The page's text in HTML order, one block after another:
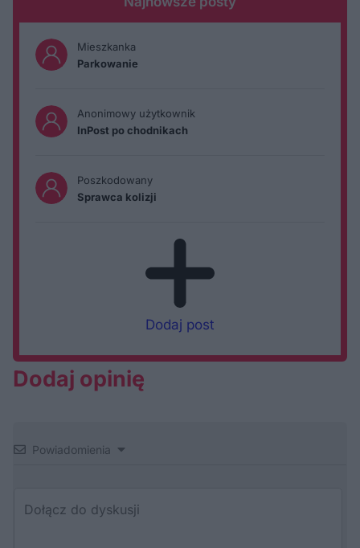
Mieszkanka
Parkowanie
Anonimowy użytkownik
InPost po chodnikach
Poszkodowany
Sprawca kolizji
Dodaj post
Dodaj opinię
Powiadomienia